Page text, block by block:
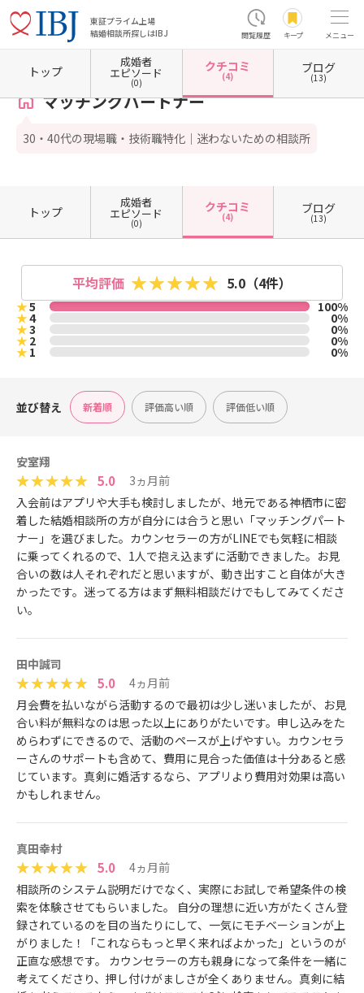
東証プライム上場
結婚相談所探しはIBJ
閲覧履歴 キープ メニュー
ホーム 千葉県の結婚相談所 千葉県市原市 マッチングパートナー クチコミ一覧
マッチングパートナー
30・40代の現場職・技術職特化｜迷わないための相談所
トップ
成婚者
エピソード
(0)
クチコミ
(4)
ブログ
(13)
トップ
成婚者
エピソード
(0)
クチコミ
(4)
ブログ
(13)
平均評価 5.0 （4件）
★5 100%
★4 0%
★3 0%
★2 0%
★1 0%
並び替え 新着順 評価高い順 評価低い順
安室翔
5.0
3ヵ月前
入会前はアプリや大手も検討しましたが、地元である神栖市に密
着した結婚相談所の方が自分には合うと思い「マッチングパート
ナー」を選びました。カウンセラーの方がLINEでも気軽に相談
に乗ってくれるので、1人で抱え込まずに活動できました。お見
合いの数は人それぞれだと思いますが、動き出すこと自体が大き
かったです。迷ってる方はまず無料相談だけでもしてみてくださ
い。
田中誠司
5.0
4ヵ月前
月会費を払いながら活動するので最初は少し迷いましたが、お見
合い料が無料なのは思った以上にありがたいです。申し込みをた
めらわずにできるので、活動のペースが上げやすい。カウンセラ
ーさんのサポートも含めて、費用に見合った価値は十分あると感
じています。真剣に婚活するなら、アプリより費用対効果は高い
かもしれません。
真田幸村
5.0
4ヵ月前
相談所のシステム説明だけでなく、実際にお試しで希望条件の検
索を体験させてもらいました。 自分の理想に近い方がたくさん登
録されているのを目の当たりにして、一気にモチベーションが上
がりました！「これならもっと早く来ればよかった」というのが
正直な感想です。 カウンセラーの方も親身になって条件を一緒に
考えてくださり、押し付けがましさが全くありません。真剣に結